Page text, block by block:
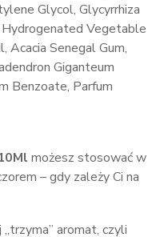
Glycol, Glycyrrhiza
Vegetable
Senegal Gum,
Giganteum
Benzoate, Parfum
możesz stosować w
– gdy zależy Ci na
aromat, czyli